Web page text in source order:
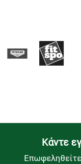
Kάντε
Επωφεληθείτε